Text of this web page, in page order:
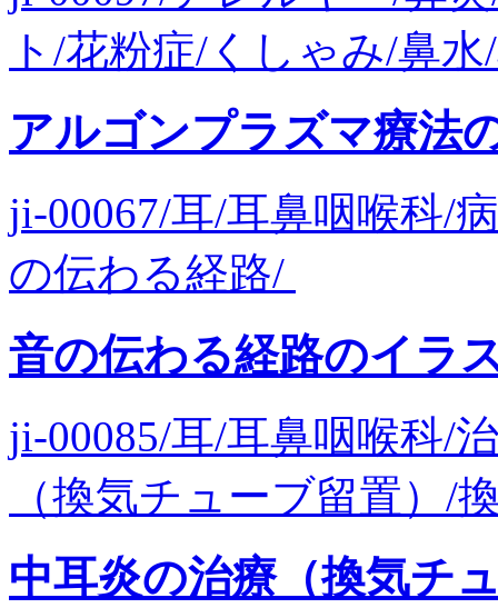
ト/花粉症/くしゃみ/鼻
アルゴンプラズマ療法
ji-00067/耳/耳鼻咽喉科/
の伝わる経路/
音の伝わる経路のイラ
ji-00085/耳/耳鼻咽喉科/
（換気チューブ留置）/
中耳炎の治療（換気チ